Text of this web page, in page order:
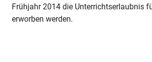
Frühjahr 2014 die Unterrichtserlaubnis
erworben werden.